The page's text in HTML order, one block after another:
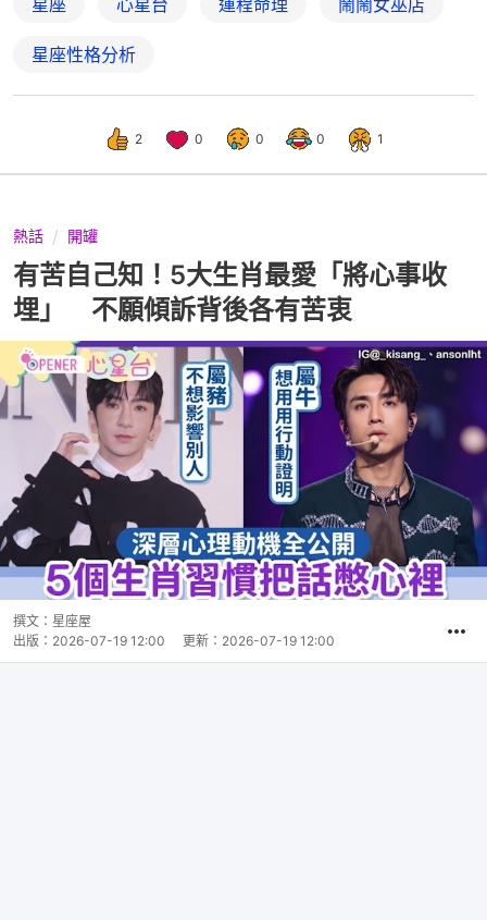
星座性格分析
2 0 0 0 1
熱話 開罐
有苦自己知！5大生肖最愛「將心事收
埋」 不願傾訴背後各有苦衷
撰文： 星座屋
出版： 2026-07-19 12:00 更新： 2026-07-19 12:00